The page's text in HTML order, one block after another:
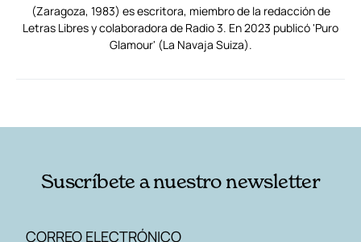
(Zaragoza, 1983) es escritora, miembro de la redacción de
Letras Libres y colaboradora de Radio 3. En 2023 publicó 'Puro
Glamour' (La Navaja Suiza).
Suscríbete a nuestro newsletter